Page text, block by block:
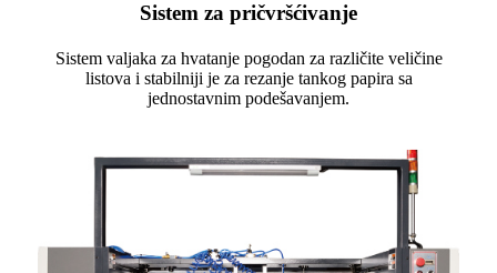
Sistem za pričvršćivanje
Sistem valjaka za hvatanje pogodan za različite veličine
listova i stabilniji je za rezanje tankog papira sa
jednostavnim podešavanjem.